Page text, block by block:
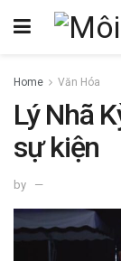
Home Văn Hóa
Lý Nhã
sự kiện
by